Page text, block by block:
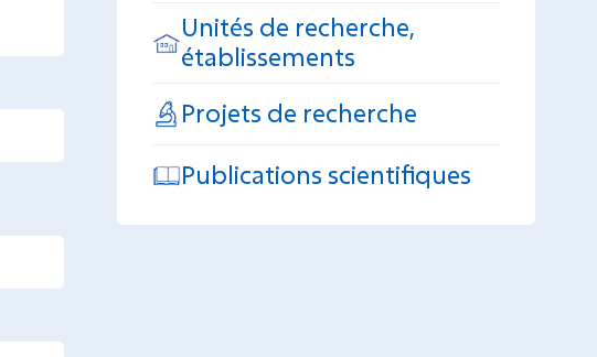
Unités de recherche,
établissements
Projets de recherche
Publications scientifiques